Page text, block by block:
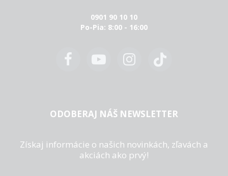
0901 90 10 10
Po-Pia: 8:00 - 16:00
ODOBERAJ NÁŠ NEWSLETTER
Získaj informácie o našich novinkách, zľavách a
akciách ako prvý!